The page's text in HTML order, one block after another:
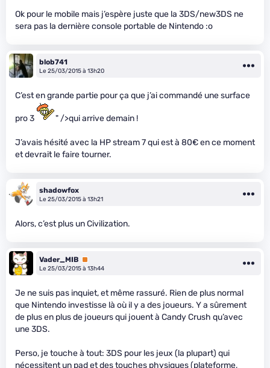
Ok pour le mobile mais j’espère juste que la 3DS/new3DS ne
sera pas la dernière console portable de Nintendo :o
blob741
Le 25/03/2015 à 13h20
C’est en grande partie pour ça que j’ai commandé une surface
pro 3 " />qui arrive demain !
J’avais hésité avec la HP stream 7 qui est à 80€ en ce moment
et devrait le faire tourner.
shadowfox
Le 25/03/2015 à 13h21
Alors, c’est plus un Civilization.
Vader_MIB Premium
Le 25/03/2015 à 13h44
Je ne suis pas inquiet, et même rassuré. Rien de plus normal
que Nintendo investisse là où il y a des joueurs. Y a sûrement
de plus en plus de joueurs qui jouent à Candy Crush qu’avec
une 3DS.
Perso, je touche à tout: 3DS pour les jeux (la plupart) qui
nécessitent un pad et des touches physiques (plateforme,